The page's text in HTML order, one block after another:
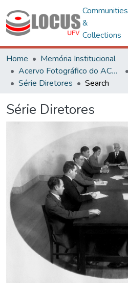
Communities
&
Collections
Home
Memória Institucional
Acervo Fotográfico do ACH-UFV
Série Diretores
Search
Série Diretores